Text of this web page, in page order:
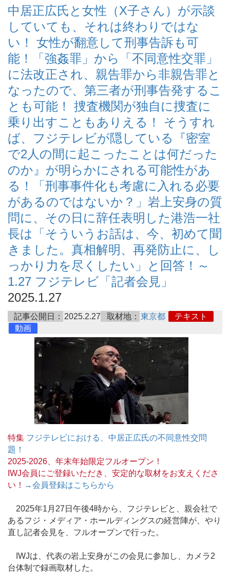
中居正広氏と女性（X子さん）が示談
していても、それは終わりではな
い！ 女性が翻意して刑事告訴も可
能！「強姦罪」から「不同意性交罪」
に法改正され、親告罪から非親告罪と
なったので、第三者が刑事告発するこ
とも可能！ 捜査機関が独自に捜査に
乗り出すこともありえる！ そうすれ
ば、フジテレビが隠している『密室
で2人の間に起こったことは何だった
のか』が明らかにされる可能性があ
る！「刑事事件化も考慮に入れる必要
があるのではないか？」岩上安身の質
問に、その日に辞任表明した港浩一社
長は「そういうお話は、今、初めて聞
きました。真相解明、再発防止に、し
っかり力を尽くしたい」と回答！～
1.27 フジテレビ「記者会見」
2025.1.27
記事公開日： 2025.2.27 取材地： 東京都
テキスト
動画
特集 フジテレビにおける、中居正広氏の不同意性交問
題！
2025-2026、年末年始限定フルオープン！
IWJ会員にご登録いただき、安定的な取材をお支えくださ
い！ →会員登録はこちらから
2025年1月27日午後4時から、フジテレビと、親会社で
あるフジ・メディア・ホールディングスの経営陣が、やり
直し記者会見を、フルオープンで行った。
IWJは、代表の岩上安身がこの会見に参加し、カメラ2
台体制で録画取材した。